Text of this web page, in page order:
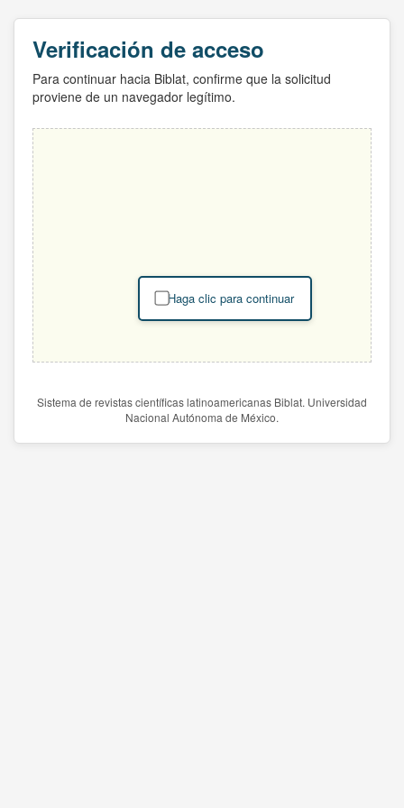
Verificación de acceso
Para continuar hacia Biblat, confirme que la solicitud
proviene de un navegador legítimo.
Haga clic para continuar
Sistema de revistas científicas latinoamericanas Biblat. Universidad
Nacional Autónoma de México.